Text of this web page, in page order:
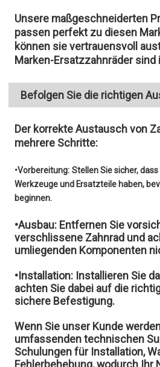
Unsere maßgeschneiderten
passen perfekt zu diesen
können sie vertrauensvoll
Marken-Ersatzzahnräder sind
Befolgen Sie die richtigen
Der korrekte Austausch von
mehrere Schritte:
•Vorbereitung: Stellen Sie sicher,
Werkzeuge und Ersatzteile haben,
beginnen.
•Ausbau: Entfernen Sie
verschlissene Zahnrad und
umliegenden Komponenten
•Installation: Installieren Sie
achten Sie dabei auf die
sichere Befestigung.
Wenn Sie unser Kunde
umfassenden technischen
Schulungen für Installation,
Fehlerbehebung, wodurch Ihr